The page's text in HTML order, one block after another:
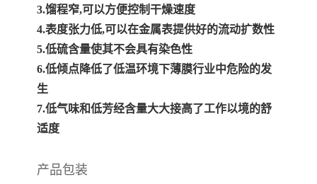
3.馏程窄,可以方便控制干燥速度
4.表度张力低,可以在金属表提供好的流动扩数性
5.低硫含量使其不会具有染色性
6.低倾点降低了低温环境下薄膜行业中危险的发
生
7.低气味和低芳经含量大大接高了工作以境的舒
适度
产品包装